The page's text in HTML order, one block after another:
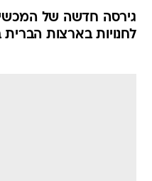
לחנויות בארצות